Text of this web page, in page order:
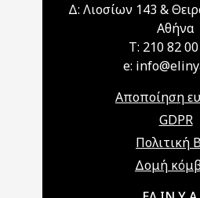
Δ: Λιοσίων 143 &
Αθήνα
T: 210 82
e:
Αποποίηση
GDPR
Πολιτική
Δομή